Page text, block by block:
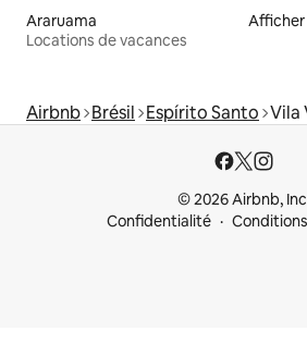
Araruama
Locations de vacances
Afficher
Airbnb Brésil Espírito Santo Vila
© 2026 Airbnb,
Confidentialité